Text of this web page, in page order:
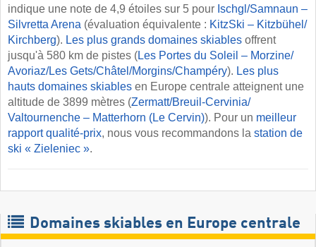
indique une note de 4,9 étoiles sur 5 pour Ischgl/​Samnaun –
Silvretta Arena (évaluation équivalente : KitzSki – Kitzbühel/​
Kirchberg). Les plus grands domaines skiables offrent
jusqu'à 580 km de pistes (Les Portes du Soleil – Morzine/​
Avoriaz/​Les Gets/​Châtel/​Morgins/​Champéry). Les plus
hauts domaines skiables en Europe centrale atteignent une
altitude de 3899 mètres (Zermatt/​Breuil-Cervinia/​
Valtournenche – Matterhorn (Le Cervin)). Pour un meilleur
rapport qualité-prix, nous vous recommandons la station de
ski « Zieleniec ».
Domaines skiables en Europe centrale